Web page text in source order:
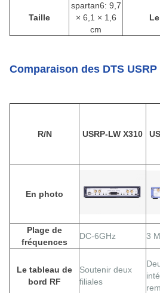
Taille
spartan6: 9,7
× 6,1 × 1,6
cm
Comparaison des DTS USRP
R/N USRP-LW X310
En photo
Plage de
fréquences
DC-6GHz 3
Le tableau de
bord RF
Soutenir deux
filiales